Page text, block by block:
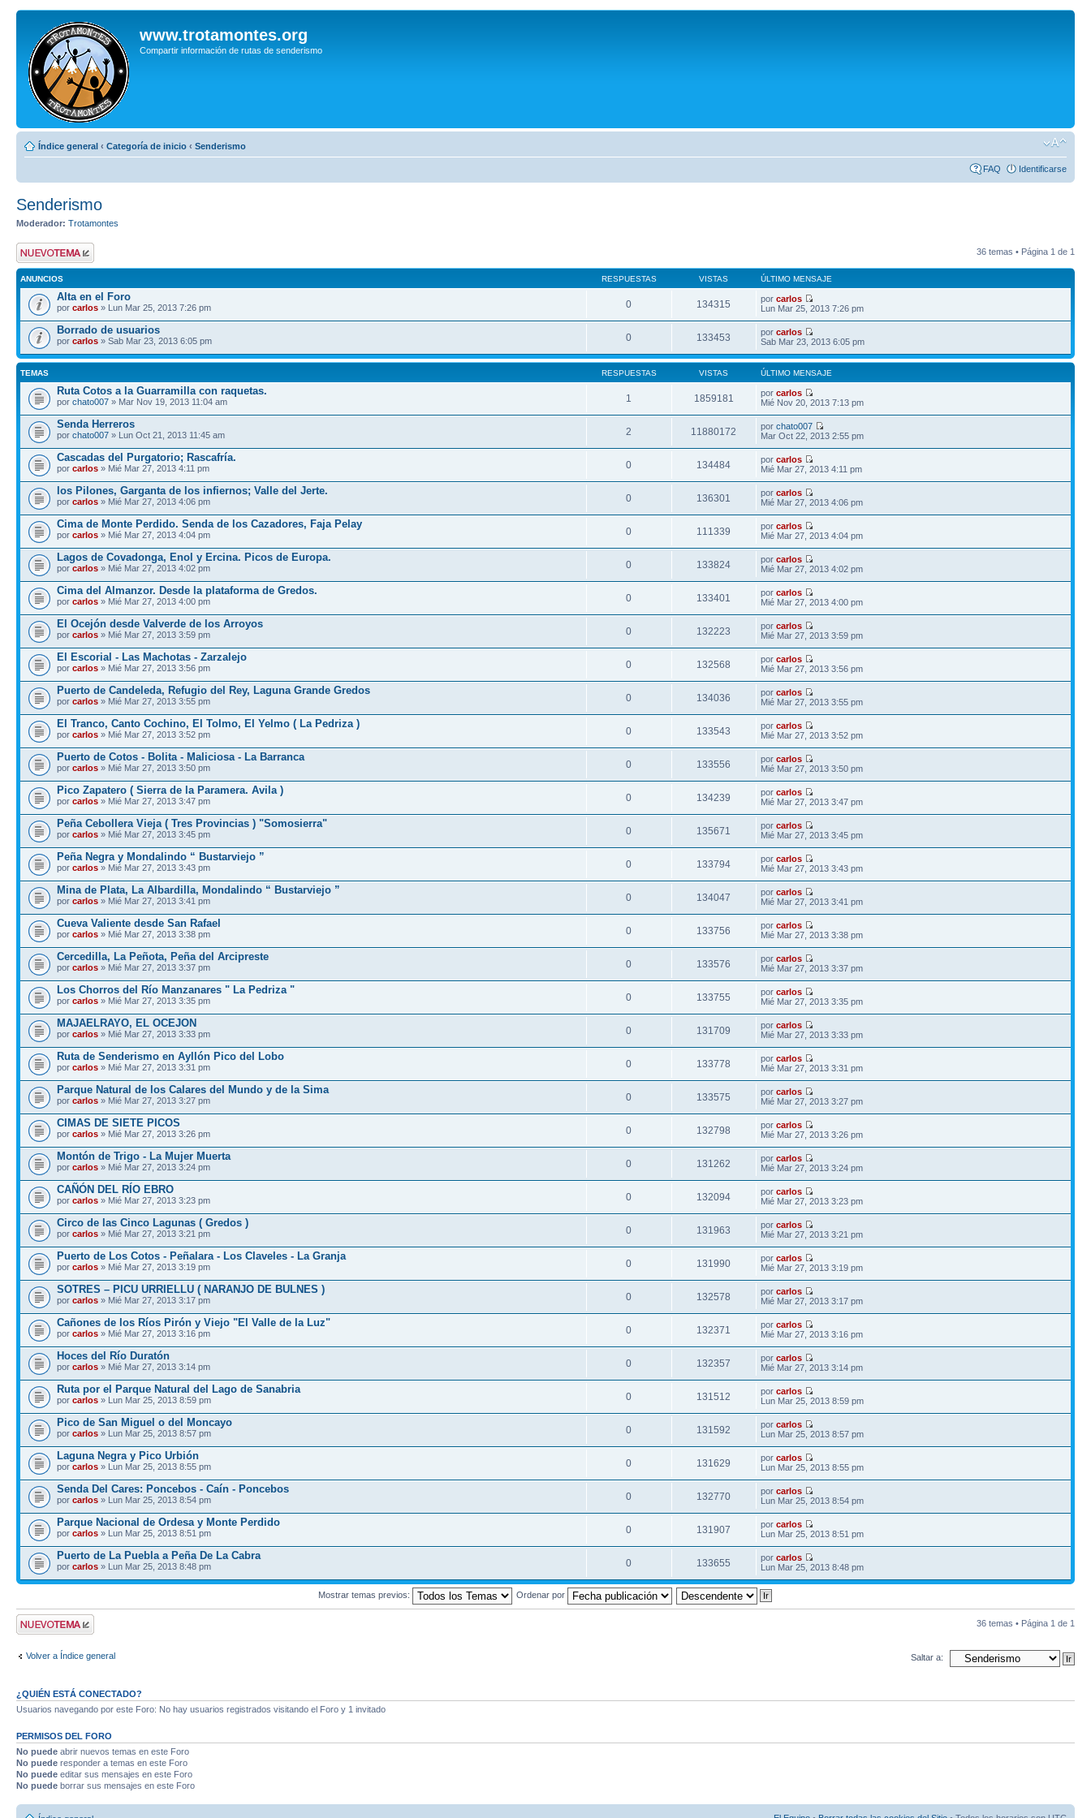
www.trotamontes.org
Compartir información de rutas de senderismo
Índice general ‹ Categoría de inicio ‹ Senderismo
FAQ Identificarse
Senderismo
Moderador: Trotamontes
Publicar un nuevo
tema
36 temas • Página 1 de 1
ANUNCIOS RESPUESTAS VISTAS ÚLTIMO MENSAJE
Alta en el Foro
por carlos » Lun Mar 25, 2013 7:26 pm 0 134315 porcarlos
Lun Mar 25, 2013 7:26 pm
Borrado de usuarios
por carlos » Sab Mar 23, 2013 6:05 pm 0 133453 porcarlos
Sab Mar 23, 2013 6:05 pm
TEMAS RESPUESTAS VISTAS ÚLTIMO MENSAJE
Ruta Cotos a la Guarramilla con raquetas.
por chato007 » Mar Nov 19, 2013 11:04 am 1 1859181 porcarlos
Mié Nov 20, 2013 7:13 pm
Senda Herreros
por chato007 » Lun Oct 21, 2013 11:45 am 2 11880172 porchato007
Mar Oct 22, 2013 2:55 pm
Cascadas del Purgatorio; Rascafría.
por carlos » Mié Mar 27, 2013 4:11 pm 0 134484 porcarlos
Mié Mar 27, 2013 4:11 pm
los Pilones, Garganta de los infiernos; Valle del Jerte.
por carlos » Mié Mar 27, 2013 4:06 pm 0 136301 porcarlos
Mié Mar 27, 2013 4:06 pm
Cima de Monte Perdido. Senda de los Cazadores, Faja Pelay
por carlos » Mié Mar 27, 2013 4:04 pm 0 111339 porcarlos
Mié Mar 27, 2013 4:04 pm
Lagos de Covadonga, Enol y Ercina. Picos de Europa.
por carlos » Mié Mar 27, 2013 4:02 pm 0 133824 porcarlos
Mié Mar 27, 2013 4:02 pm
Cima del Almanzor. Desde la plataforma de Gredos.
por carlos » Mié Mar 27, 2013 4:00 pm 0 133401 porcarlos
Mié Mar 27, 2013 4:00 pm
El Ocejón desde Valverde de los Arroyos
por carlos » Mié Mar 27, 2013 3:59 pm 0 132223 porcarlos
Mié Mar 27, 2013 3:59 pm
El Escorial - Las Machotas - Zarzalejo
por carlos » Mié Mar 27, 2013 3:56 pm 0 132568 porcarlos
Mié Mar 27, 2013 3:56 pm
Puerto de Candeleda, Refugio del Rey, Laguna Grande Gredos
por carlos » Mié Mar 27, 2013 3:55 pm 0 134036 porcarlos
Mié Mar 27, 2013 3:55 pm
El Tranco, Canto Cochino, El Tolmo, El Yelmo ( La Pedriza )
por carlos » Mié Mar 27, 2013 3:52 pm 0 133543 porcarlos
Mié Mar 27, 2013 3:52 pm
Puerto de Cotos - Bolita - Maliciosa - La Barranca
por carlos » Mié Mar 27, 2013 3:50 pm 0 133556 porcarlos
Mié Mar 27, 2013 3:50 pm
Pico Zapatero ( Sierra de la Paramera. Avila )
por carlos » Mié Mar 27, 2013 3:47 pm 0 134239 porcarlos
Mié Mar 27, 2013 3:47 pm
Peña Cebollera Vieja ( Tres Provincias ) "Somosierra"
por carlos » Mié Mar 27, 2013 3:45 pm 0 135671 porcarlos
Mié Mar 27, 2013 3:45 pm
Peña Negra y Mondalindo “ Bustarviejo ”
por carlos » Mié Mar 27, 2013 3:43 pm 0 133794 porcarlos
Mié Mar 27, 2013 3:43 pm
Mina de Plata, La Albardilla, Mondalindo “ Bustarviejo ”
por carlos » Mié Mar 27, 2013 3:41 pm 0 134047 porcarlos
Mié Mar 27, 2013 3:41 pm
Cueva Valiente desde San Rafael
por carlos » Mié Mar 27, 2013 3:38 pm 0 133756 porcarlos
Mié Mar 27, 2013 3:38 pm
Cercedilla, La Peñota, Peña del Arcipreste
por carlos » Mié Mar 27, 2013 3:37 pm 0 133576 porcarlos
Mié Mar 27, 2013 3:37 pm
Los Chorros del Río Manzanares " La Pedriza "
por carlos » Mié Mar 27, 2013 3:35 pm 0 133755 porcarlos
Mié Mar 27, 2013 3:35 pm
MAJAELRAYO, EL OCEJON
por carlos » Mié Mar 27, 2013 3:33 pm 0 131709 porcarlos
Mié Mar 27, 2013 3:33 pm
Ruta de Senderismo en Ayllón Pico del Lobo
por carlos » Mié Mar 27, 2013 3:31 pm 0 133778 porcarlos
Mié Mar 27, 2013 3:31 pm
Parque Natural de los Calares del Mundo y de la Sima
por carlos » Mié Mar 27, 2013 3:27 pm 0 133575 porcarlos
Mié Mar 27, 2013 3:27 pm
CIMAS DE SIETE PICOS
por carlos » Mié Mar 27, 2013 3:26 pm 0 132798 porcarlos
Mié Mar 27, 2013 3:26 pm
Montón de Trigo - La Mujer Muerta
por carlos » Mié Mar 27, 2013 3:24 pm 0 131262 porcarlos
Mié Mar 27, 2013 3:24 pm
CAÑÓN DEL RÍO EBRO
por carlos » Mié Mar 27, 2013 3:23 pm 0 132094 porcarlos
Mié Mar 27, 2013 3:23 pm
Circo de las Cinco Lagunas ( Gredos )
por carlos » Mié Mar 27, 2013 3:21 pm 0 131963 porcarlos
Mié Mar 27, 2013 3:21 pm
Puerto de Los Cotos - Peñalara - Los Claveles - La Granja
por carlos » Mié Mar 27, 2013 3:19 pm 0 131990 porcarlos
Mié Mar 27, 2013 3:19 pm
SOTRES – PICU URRIELLU ( NARANJO DE BULNES )
por carlos » Mié Mar 27, 2013 3:17 pm 0 132578 porcarlos
Mié Mar 27, 2013 3:17 pm
Cañones de los Ríos Pirón y Viejo "El Valle de la Luz"
por carlos » Mié Mar 27, 2013 3:16 pm 0 132371 porcarlos
Mié Mar 27, 2013 3:16 pm
Hoces del Río Duratón
por carlos » Mié Mar 27, 2013 3:14 pm 0 132357 porcarlos
Mié Mar 27, 2013 3:14 pm
Ruta por el Parque Natural del Lago de Sanabria
por carlos » Lun Mar 25, 2013 8:59 pm 0 131512 porcarlos
Lun Mar 25, 2013 8:59 pm
Pico de San Miguel o del Moncayo
por carlos » Lun Mar 25, 2013 8:57 pm 0 131592 porcarlos
Lun Mar 25, 2013 8:57 pm
Laguna Negra y Pico Urbión
por carlos » Lun Mar 25, 2013 8:55 pm 0 131629 porcarlos
Lun Mar 25, 2013 8:55 pm
Senda Del Cares: Poncebos - Caín - Poncebos
por carlos » Lun Mar 25, 2013 8:54 pm 0 132770 porcarlos
Lun Mar 25, 2013 8:54 pm
Parque Nacional de Ordesa y Monte Perdido
por carlos » Lun Mar 25, 2013 8:51 pm 0 131907 porcarlos
Lun Mar 25, 2013 8:51 pm
Puerto de La Puebla a Peña De La Cabra
por carlos » Lun Mar 25, 2013 8:48 pm 0 133655 porcarlos
Lun Mar 25, 2013 8:48 pm
Mostrar temas previos: Ordenar por
Publicar un nuevo
tema
36 temas • Página 1 de 1
Volver a Índice general Saltar a:
¿QUIÉN ESTÁ CONECTADO?
Usuarios navegando por este Foro: No hay usuarios registrados visitando el Foro y 1 invitado
PERMISOS DEL FORO
No puede abrir nuevos temas en este Foro
No puede responder a temas en este Foro
No puede editar sus mensajes en este Foro
No puede borrar sus mensajes en este Foro